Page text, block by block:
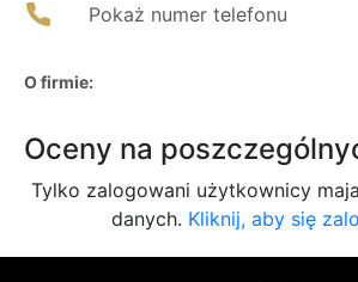
Pokaż numer telefonu
O firmie:
Oceny na
Tylko zalogowani użytkownicy
danych. Kliknij, aby się